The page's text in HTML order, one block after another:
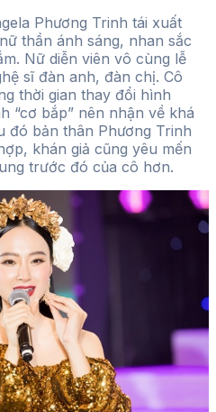
Phương Trinh tái xuất
thần ánh sáng, nhan sắc
Nữ diễn viên vô cùng lễ
sĩ đàn anh, đàn chị. Cô
thời gian thay đổi hình
“cơ bắp” nên nhận về khá
đó bản thân Phương Trinh
khán giả cũng yêu mến
trước đó của cô hơn.